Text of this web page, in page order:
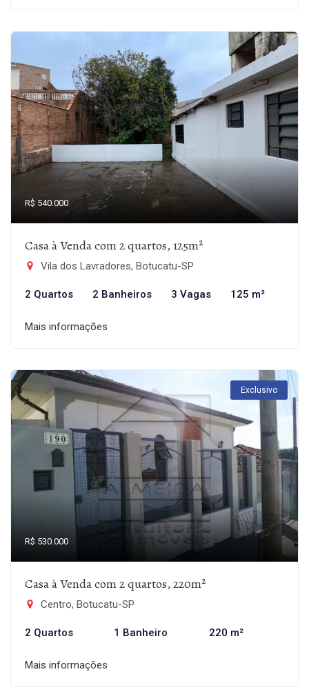
R$ 540.000
Casa à Venda com 2 quartos, 125m²
Vila dos Lavradores, Botucatu-SP
2 Quartos 2 Banheiros 3 Vagas 125 m²
Mais informações
Exclusivo
R$ 530.000
Casa à Venda com 2 quartos, 220m²
Centro, Botucatu-SP
2 Quartos 1 Banheiro 220 m²
Mais informações